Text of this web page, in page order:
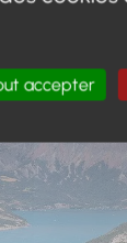
accepter